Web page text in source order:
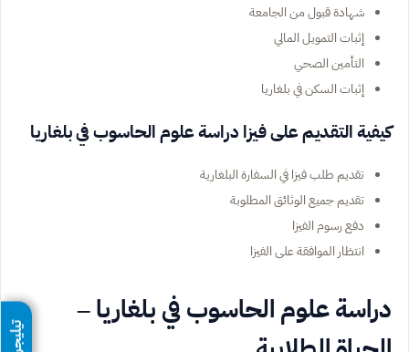
شهادة قبول من الجامعة
إثبات التمويل المالي
التأمين الصحي
إثبات السكن في بلغاريا
كيفية التقديم على فيزا دراسة علوم الحاسوب في بلغاريا
تقديم طلب فيزا في السفارة البلغارية
تقديم جميع الوثائق المطلوبة
دفع رسوم الفيزا
انتظار الموافقة على الفيزا
دراسة علوم الحاسوب في بلغاريا –